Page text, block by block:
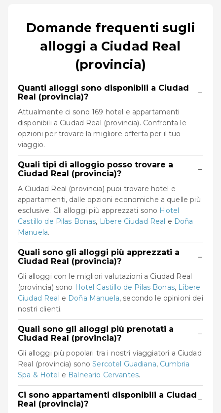
Domande frequenti sugli
alloggi a Ciudad Real
(provincia)
Quanti alloggi sono disponibili a Ciudad
Real (provincia)?
−
Attualmente ci sono 169 hotel e appartamenti
disponibili a Ciudad Real (provincia). Confronta le
opzioni per trovare la migliore offerta per il tuo
viaggio.
Quali tipi di alloggio posso trovare a
Ciudad Real (provincia)?
−
A Ciudad Real (provincia) puoi trovare hotel e
appartamenti, dalle opzioni economiche a quelle più
esclusive. Gli alloggi più apprezzati sono Hotel
Castillo de Pilas Bonas, Líbere Ciudad Real e Doña
Manuela.
Quali sono gli alloggi più apprezzati a
Ciudad Real (provincia)?
−
Gli alloggi con le migliori valutazioni a Ciudad Real
(provincia) sono Hotel Castillo de Pilas Bonas, Líbere
Ciudad Real e Doña Manuela, secondo le opinioni dei
nostri clienti.
Quali sono gli alloggi più prenotati a
Ciudad Real (provincia)?
−
Gli alloggi più popolari tra i nostri viaggiatori a Ciudad
Real (provincia) sonoSercotel Guadiana, Cumbria
Spa & Hotel e Balneario Cervantes.
Ci sono appartamenti disponibili a Ciudad
Real (provincia)?
−